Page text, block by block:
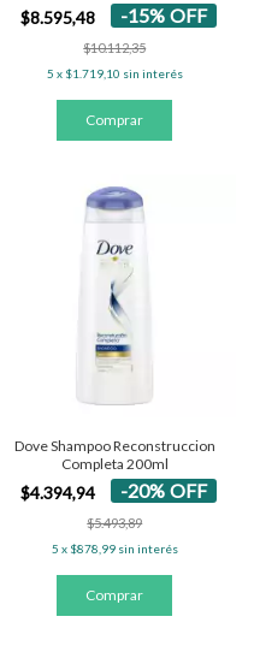
$8.595,48 -15% OFF
$10.112,35
5 x $1.719,10 sin interés
Dove Shampoo Reconstruccion
Completa 200ml
$4.394,94 -20% OFF
$5.493,89
5 x $878,99 sin interés